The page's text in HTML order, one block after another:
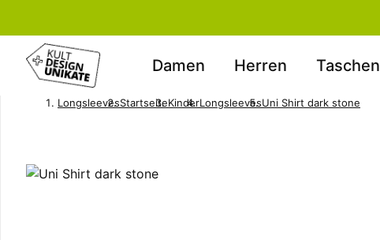
Damen Herren Taschen
LongsleevesStartseiteKinderLongsleevesUni Shirt dark stone